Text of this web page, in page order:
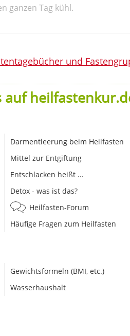
ganzen Tag kühl.
und
Darmentleerung beim Heilfasten
Mittel zur Entgiftung
Entschlacken heißt ...
Detox - was ist das?
Heilfasten-Forum
Häufige Fragen zum Heilfasten
Gewichtsformeln (BMI, etc.)
Wasserhaushalt